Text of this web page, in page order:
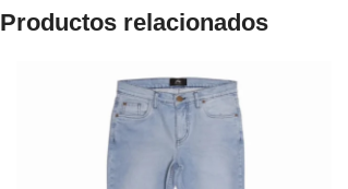
Productos relacionados